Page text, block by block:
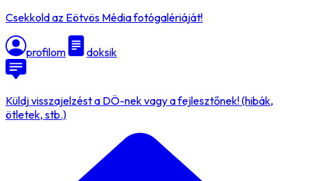
Csekkold az Eötvös Média fotógalériáját!
profilom doksik
Küldj visszajelzést a DÖ-nek vagy a fejlesztőnek! (hibák,
ötletek, stb.)